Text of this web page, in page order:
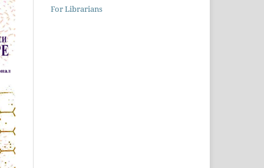
For Librarians